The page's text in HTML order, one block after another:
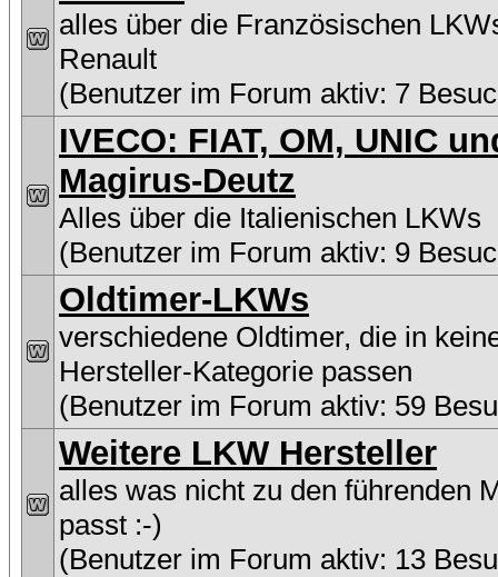
alles über die Französischen
Renault
(Benutzer im Forum aktiv: 7
IVECO: FIAT, OM, UNIC
Magirus-Deutz
Alles über die Italienischen LKWs
(Benutzer im Forum aktiv: 9
Oldtimer-LKWs
verschiedene Oldtimer, die in
Hersteller-Kategorie passen
(Benutzer im Forum aktiv: 59
Weitere LKW Hersteller
alles was nicht zu den führenden
passt :-)
(Benutzer im Forum aktiv: 13